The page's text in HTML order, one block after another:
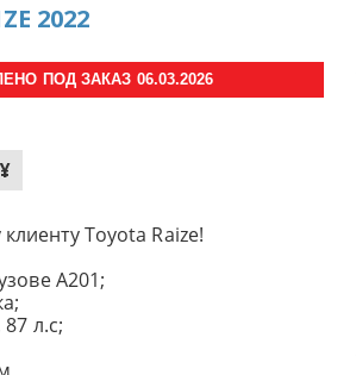
2022
ПОД ЗАКАЗ 06.03.2026
Toyota Raize!
A201;
л.с;